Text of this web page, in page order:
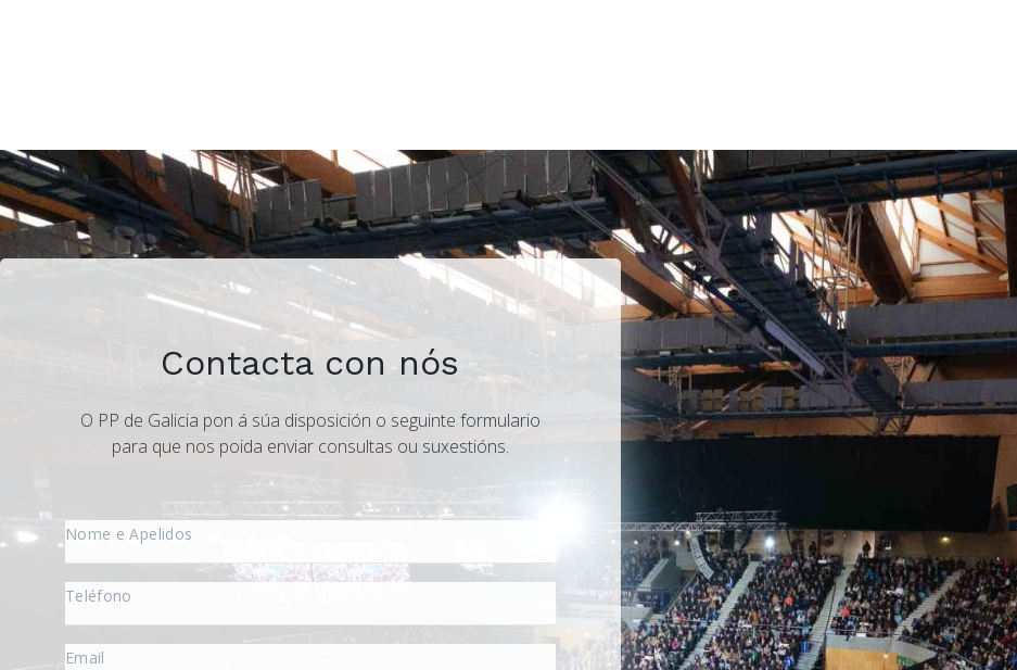
Contacta con nós
O PP de Galicia pon á súa disposición o seguinte formulario
para que nos poida enviar consultas ou suxestións.